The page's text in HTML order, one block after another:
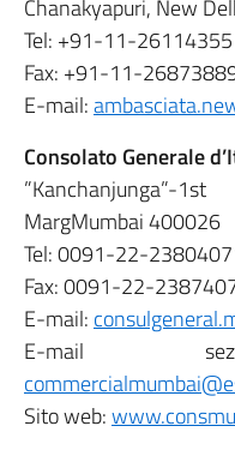
Chanakyapuri, New
Tel: +91-11-26114355
Fax: +91-11-
E-mail:
Consolato Generale
”Kanchanjunga”-
MargMumbai 400026
Tel: 0091-22-
Fax: 0091-22-
E-mail:
E-mail
Sito web: